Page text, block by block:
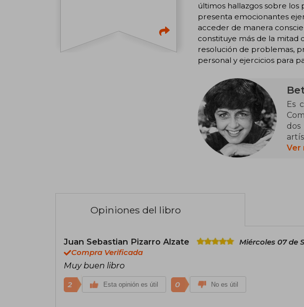
últimos hallazgos sobre
presenta emocionantes
acceder de manera
constituye más de la mitad
resolución de problemas,
personal y ejercicios para
Es
dos
Ver
Opiniones del libro
Juan Sebastian Pizarro Alzate
Miércoles 07 de
Compra Verificada
Muy buen libro
2 Esta opinión es útil 0 No es útil